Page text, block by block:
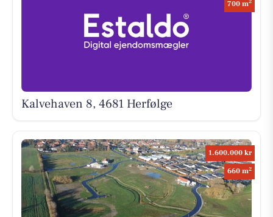
700 m
Kalvehaven 8, 4681 Herfølge
1.600.000 kr
660 m2